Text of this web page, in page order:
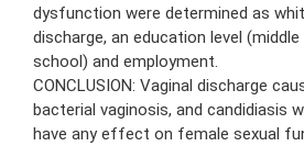
dysfunction were determined as
discharge, an education level
school) and employment.
CONCLUSION: Vaginal discharge
bacterial vaginosis, and candidiasis
have any effect on female sexual